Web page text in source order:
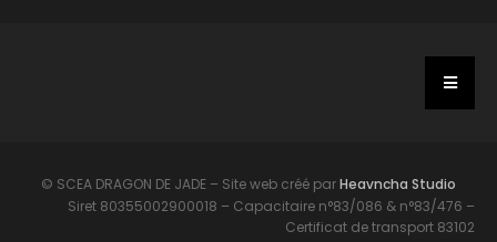
© SCEA DRAGON DE JADE – Site web créé parHeavncha Studio
Siret 80355002900018 – Capacitaire n°83/086 & n°83/476 –
Certificat de transport 83102